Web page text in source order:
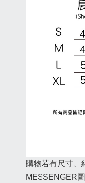
購物若有尺寸、
MESSENGER